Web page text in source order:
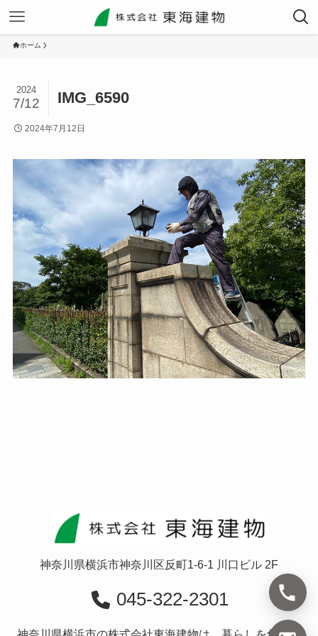
ホーム
IMG_6590
2024
7/12
2024年7月12日
神奈川県横浜市神奈川区反町1-6-1 川口ビル 2F
045-322-2301